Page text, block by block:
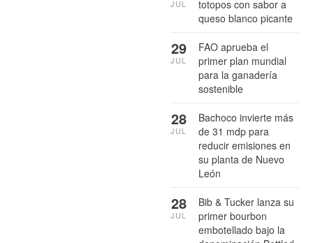
totopos con sabor a
queso blanco picante
JUL
FAO aprueba el
primer plan mundial
para la ganadería
sostenible
29
JUL
Bachoco invierte más
de 31 mdp para
reducir emisiones en
su planta de Nuevo
León
28
JUL
Bib & Tucker lanza su
primer bourbon
embotellado bajo la
28
JUL